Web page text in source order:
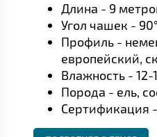
Длина - 9
Угол чашек - 90°
Профиль -
европейский,
Влажность - 12-
Порода - ель,
Сертификация